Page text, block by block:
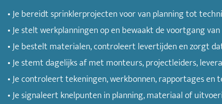
• Je bereidt sprinklerprojecten voor van planning tot
• Je stelt werkplanningen op en bewaakt de voortgang
• Je bestelt materialen, controleert levertijden en zorgt
• Je stemt dagelijks af met monteurs, projectleiders,
• Je controleert tekeningen, werkbonnen, rapportages en
• Je signaleert knelpunten in planning, materiaal of